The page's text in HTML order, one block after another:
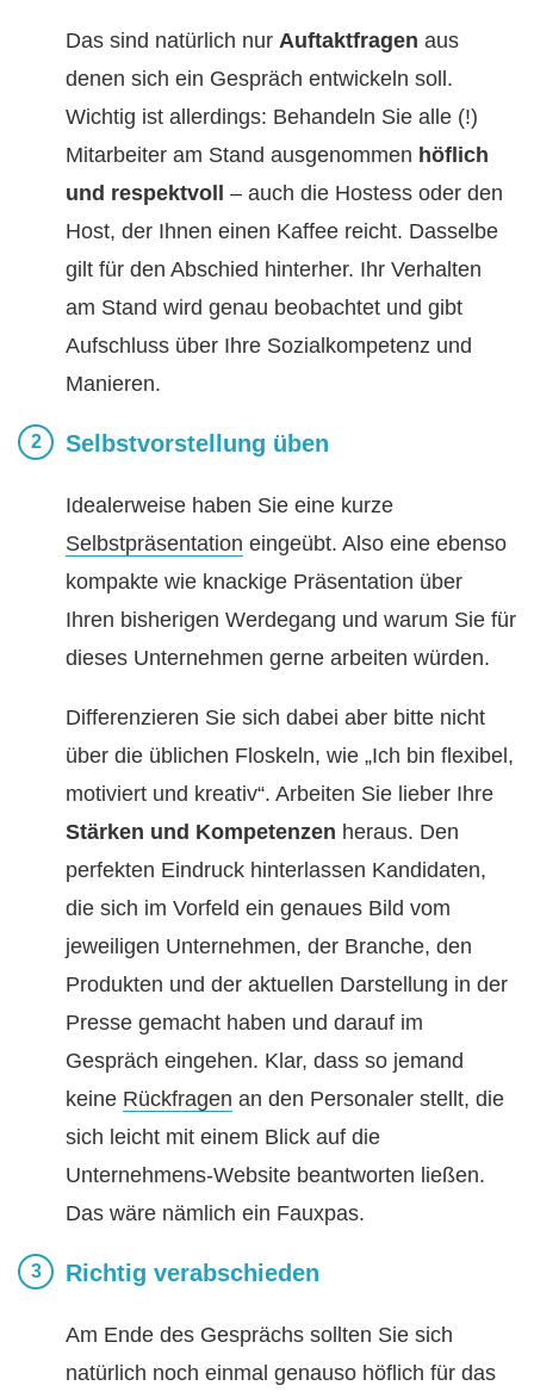
Das sind natürlich nur Auftaktfragen aus
denen sich ein Gespräch entwickeln soll.
Wichtig ist allerdings: Behandeln Sie alle (!)
Mitarbeiter am Stand ausgenommen höflich
und respektvoll
– auch die Hostess oder den
Host, der Ihnen einen Kaffee reicht. Dasselbe
gilt für den Abschied hinterher. Ihr Verhalten
am Stand wird genau beobachtet und gibt
Aufschluss über Ihre Sozialkompetenz und
Manieren.
Selbstvorstellung üben
Idealerweise haben Sie eine kurze
Selbstpräsentation eingeübt. Also eine ebenso
kompakte wie knackige Präsentation über
Ihren bisherigen Werdegang und warum Sie für
dieses Unternehmen gerne arbeiten würden.
Differenzieren Sie sich dabei aber bitte nicht
über die üblichen Floskeln, wie „Ich bin flexibel,
motiviert und kreativ“. Arbeiten Sie lieber Ihre
Stärken und Kompetenzen heraus. Den
perfekten Eindruck hinterlassen Kandidaten,
die sich im Vorfeld ein genaues Bild vom
jeweiligen Unternehmen, der Branche, den
Produkten und der aktuellen Darstellung in der
Presse gemacht haben und darauf im
Gespräch eingehen. Klar, dass so jemand
keine Rückfragen an den Personaler stellt, die
sich leicht mit einem Blick auf die
Unternehmens-Website beantworten ließen.
Das wäre nämlich ein Fauxpas.
Richtig verabschieden
Am Ende des Gesprächs sollten Sie sich
natürlich noch einmal genauso höflich für das